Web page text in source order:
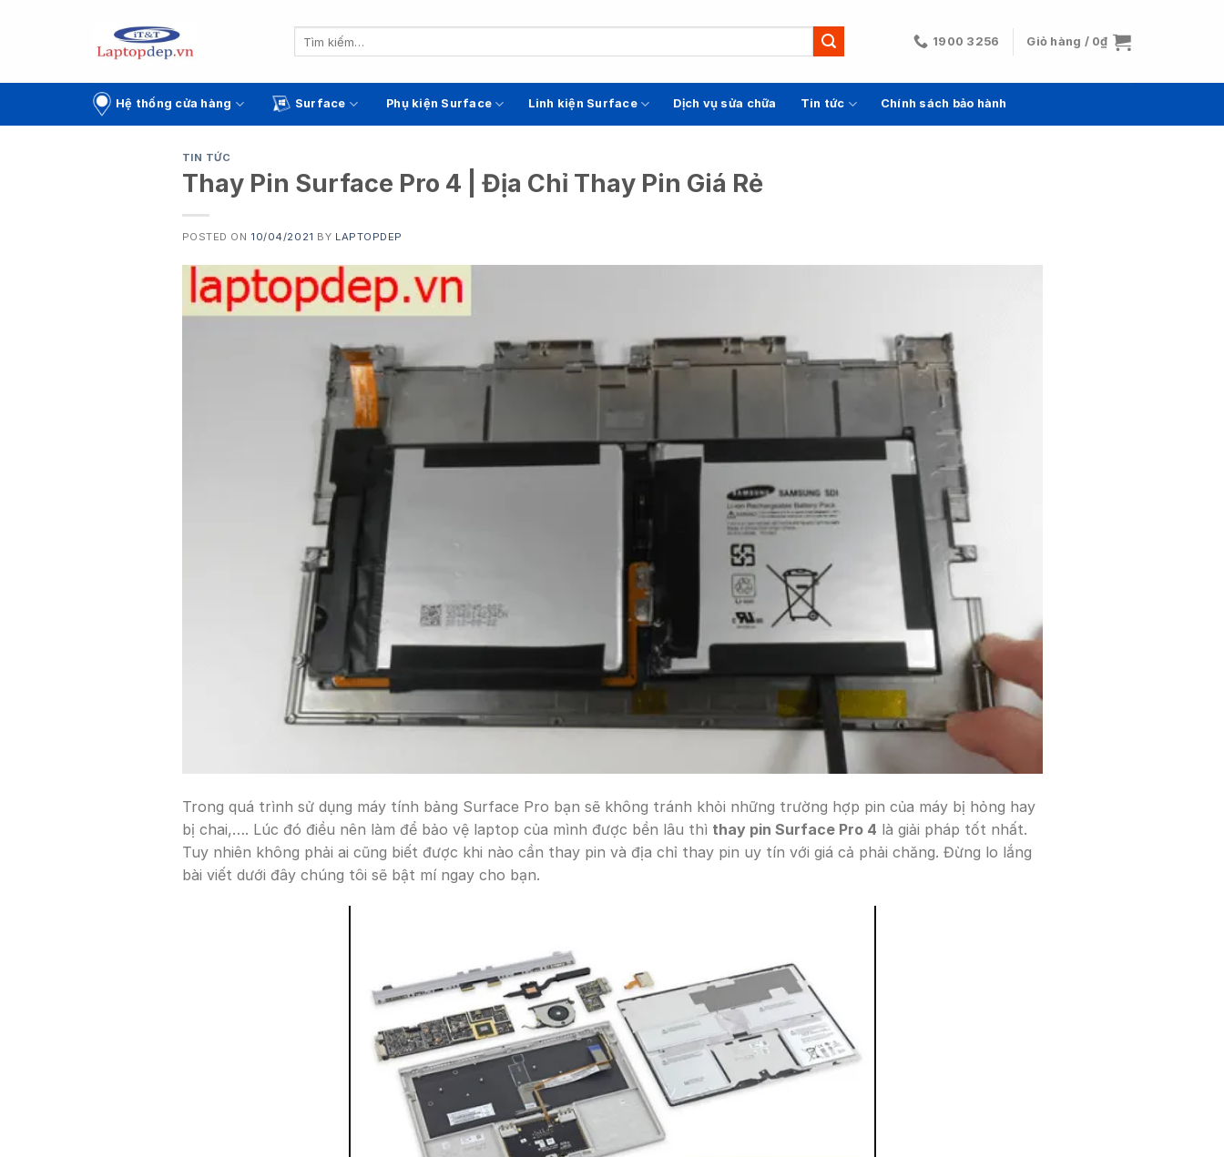
1900 3256 Giỏ hàng / 0₫
Hệ thống cửa hàng Surface Phụ kiện Surface Linh kiện Surface Dịch vụ sửa chữa Tin tức Chính sách bảo hành
TIN TỨC
Thay Pin Surface Pro 4 | Địa Chỉ Thay Pin Giá Rẻ
POSTED ON 10/04/2021 BY LAPTOPDEP
Trong quá trình sử dụng máy tính bảng Surface Pro bạn sẽ không tránh khỏi những trường hợp pin của máy bị hỏng hay
bị chai,…. Lúc đó điều nên làm để bảo vệ laptop của mình được bền lâu thì thay pin Surface Pro 4 là giải pháp tốt nhất.
Tuy nhiên không phải ai cũng biết được khi nào cần thay pin và địa chỉ thay pin uy tín với giá cả phải chăng. Đừng lo lắng
bài viết dưới đây chúng tôi sẽ bật mí ngay cho bạn.